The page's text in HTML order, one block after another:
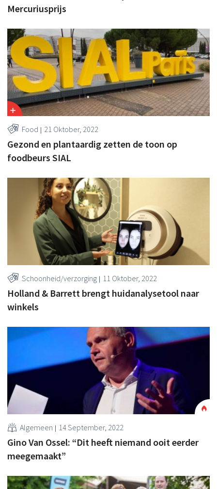
Mercuriusprijs
Food 21 Oktober, 2022
Gezond en plantaardig zetten de toon op
foodbeurs SIAL
Schoonheid/verzorging 11 Oktober, 2022
Holland & Barrett brengt huidanalysetool naar
winkels
Algemeen 14 September, 2022
Gino Van Ossel: “Dit heeft niemand ooit eerder
meegemaakt”